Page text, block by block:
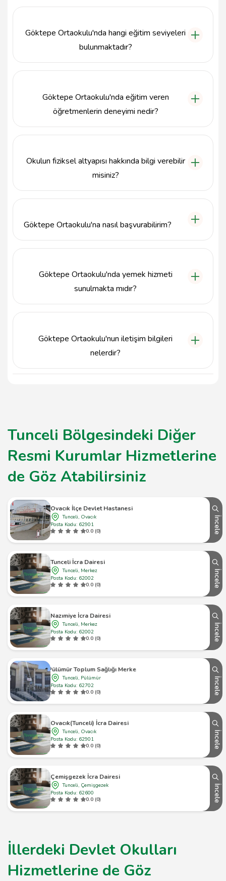
Göktepe Ortaokulu'nda hangi eğitim seviyeleri
bulunmaktadır?
Göktepe Ortaokulu'nda eğitim veren
öğretmenlerin deneyimi nedir?
Okulun fiziksel altyapısı hakkında bilgi verebilir
misiniz?
Göktepe Ortaokulu'na nasıl başvurabilirim?
Göktepe Ortaokulu'nda yemek hizmeti
sunulmakta mıdır?
Göktepe Ortaokulu'nun iletişim bilgileri
nelerdir?
Göktepe Ortaokulu'na 4283144150 numaralı
Tunceli Bölgesindeki Diğer
Resmi Kurumlar Hizmetlerine
de Göz Atabilirsiniz
Ovacık İlçe Devlet Hastanesi
Tunceli, Ovacık
Posta Kodu: 62901
0.0 (0)
İncele
Tunceli İcra Dairesi
Tunceli, Merkez
Posta Kodu: 62002
0.0 (0)
İncele
Nazımiye İcra Dairesi
Tunceli, Merkez
Posta Kodu: 62002
0.0 (0)
İncele
Pülümür Toplum Sağlığı Merkezi
Tunceli, Pülümür
Posta Kodu: 62702
0.0 (0)
İncele
Ovacık(Tunceli) İcra Dairesi
Tunceli, Ovacık
Posta Kodu: 62901
0.0 (0)
İncele
Çemişgezek İcra Dairesi
Tunceli, Çemişgezek
Posta Kodu: 62600
0.0 (0)
İncele
İllerdeki Devlet Okulları
Hizmetlerine de Göz